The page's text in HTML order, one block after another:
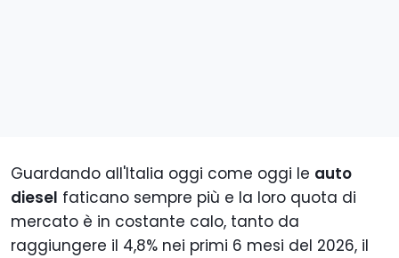
Guardando all'Italia oggi come oggi le auto
diesel faticano sempre più e la loro quota di
mercato è in costante calo, tanto da
raggiungere il 4,8% nei primi 6 mesi del 2026, il